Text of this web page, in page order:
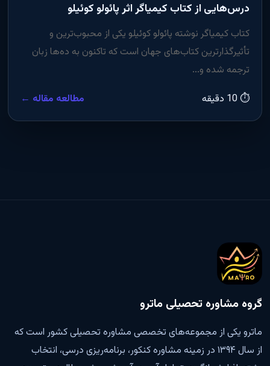
درس‌هایی از کتاب کیمیاگر اثر پائولو کوئیلو
کتاب کیمیاگر نوشته پائولو کوئیلو یکی از محبوب‌ترین و
تأثیرگذارترین کتاب‌های جهان است که تاکنون به ده‌ها زبان
ترجمه شده و...
⏱ 10 دقیقه
مطالعه مقاله ←
گروه مشاوره تحصیلی ماترو
ماترو یکی از مجموعه‌های تخصصی مشاوره تحصیلی کشور است که
از سال ۱۳۹۴ در زمینه مشاوره کنکور، برنامه‌ریزی درسی، انتخاب